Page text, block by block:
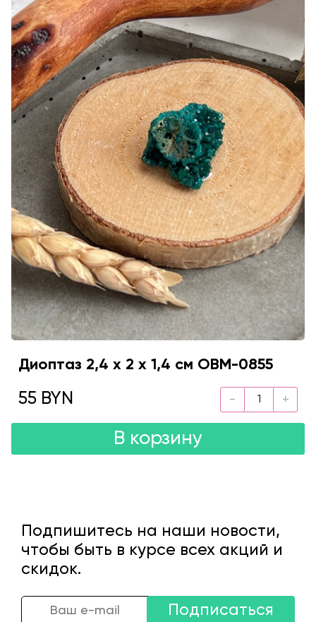
Диоптаз 2,4 х 2 х 1,4 см OBM-0855
55 BYN
В корзину
Подпишитесь на наши новости,
чтобы быть в курсе всех акций и
скидок.
Подписаться